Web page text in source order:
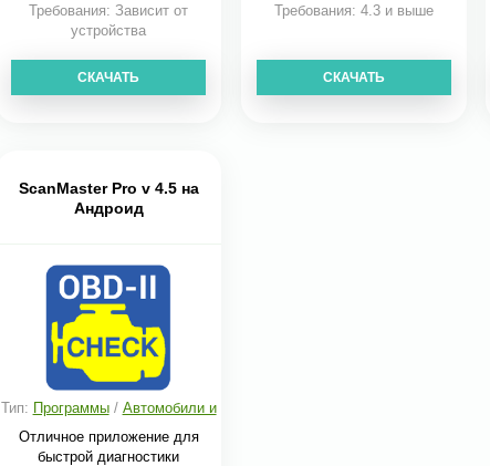
Требования: Зависит от
устройства
СКАЧАТЬ
Требования: 4.3 и выше
СКАЧАТЬ
ScanMaster Pro v 4.5 на
Андроид
Тип: Программы/ Автомобили и
Отличное приложение для
быстрой диагностики